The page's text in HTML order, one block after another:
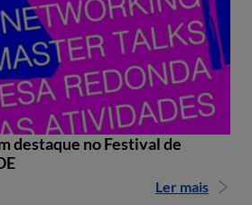
destaque no Festival de
Ler mais